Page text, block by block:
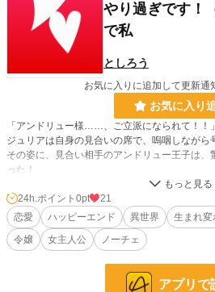
やり過ぎです！
で私
としろう
お気に入りに追加して更新通
お気に入り
「アンドリュー様……、ご立派になられて！！」
ジュリアは自身の見合いの席で、嗚咽しながら
その姿に、見合い相手のアンドリュー王子は
った！
突然、ジュリアに前世の記憶が蘇る。
前世のジュリアは「アン」と言う、皇太子妃の
皇太子夫妻の間に王子も誕生し、アンは一層、
のだった。
アンは命を落としてしまう。
願わくば、来世は令嬢となり素敵な恋人を……
24h.ポイント 0pt
21
恋愛
ハッピーエンド 異世界 生まれ変
令嬢
女主人公 ノーチェ
アプリで